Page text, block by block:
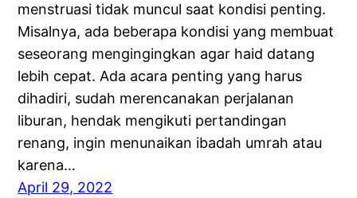
menstruasi tidak muncul saat kondisi penting.
Misalnya, ada beberapa kondisi yang membuat
seseorang mengingingkan agar haid datang
lebih cepat. Ada acara penting yang harus
dihadiri, sudah merencanakan perjalanan
liburan, hendak mengikuti pertandingan
renang, ingin menunaikan ibadah umrah atau
karena…
April 29, 2022